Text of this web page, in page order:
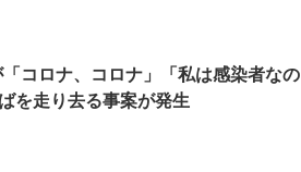
「コロナ、コロナ」「私は感染者なの
を走り去る事案が発生